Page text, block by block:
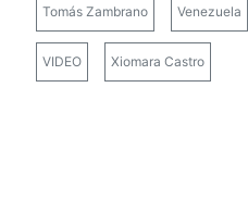
Tomás Zambrano Venezuela
VIDEO Xiomara Castro